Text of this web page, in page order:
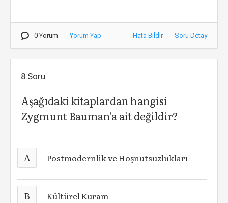
0 Yorum Yorum Yap Hata Bildir Soru Detay
8.Soru
Aşağıdaki kitaplardan hangisi
Zygmunt Bauman'a ait değildir?
A Postmodernlik ve Hoşnutsuzlukları
B Kültürel Kuram